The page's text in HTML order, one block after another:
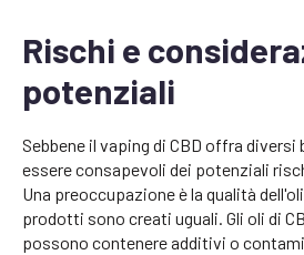
Rischi e
potenziali
Sebbene il vaping di CBD offra
essere consapevoli dei potenziali
Una preoccupazione è la qualità
prodotti sono creati uguali. Gli oli di
possono contenere additivi o